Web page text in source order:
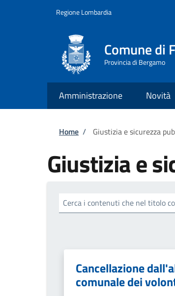
Regione Lombardia
Comune di
Provincia di Bergamo
Amministrazione Novità
Briciole di
Home / Giustizia e sicurezza
Giustizia e
Cerca i contenuti che nel titolo
Cancellazione
comunale dei